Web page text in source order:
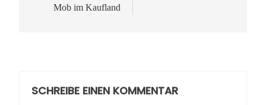
Mob im Kaufland
SCHREIBE EINEN KOMMENTAR